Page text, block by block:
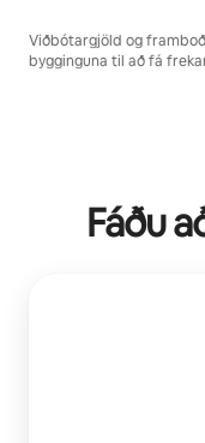
Viðbótargjöld og
bygginguna til að fá
Fáðu